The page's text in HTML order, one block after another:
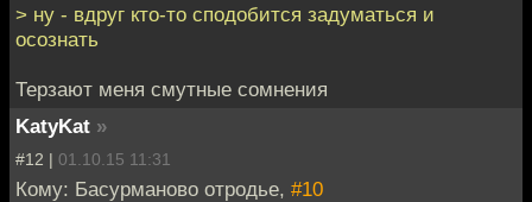
> ну - вдруг кто-то сподобится задуматься и
осознать
Терзают меня смутные сомнения
KatyKat »
#12 | 01.10.15 11:31
Кому: Басурманово отродье, #10